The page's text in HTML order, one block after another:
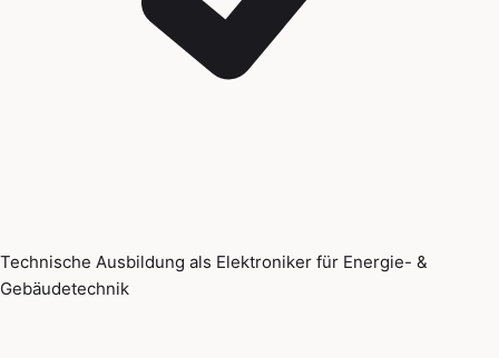
Technische Ausbildung als Elektroniker für Energie- &
Gebäudetechnik